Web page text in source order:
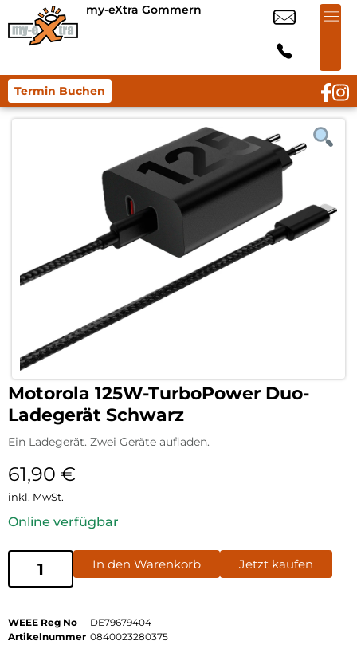
my-eXtra Gommern
Termin Buchen
Motorola 125W-TurboPower Duo-
Ladegerät Schwarz
Ein Ladegerät. Zwei Geräte aufladen.
61,90 €
inkl. MwSt.
Online verfügbar
In den Warenkorb Jetzt kaufen
WEEE Reg No
DE79679404
Artikelnummer 0840023280375